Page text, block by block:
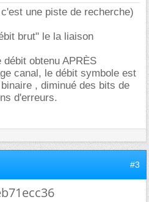
une piste de recherche)
brut" le la liaison
obtenu APRÈS
canal, le débit symbole est
, diminué des bits de
d'erreurs.
#3